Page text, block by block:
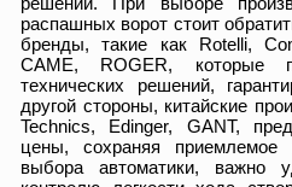
распашных ворот стоит
бренды, такие как Rotelli,
CAME, ROGER, которые
технических решений,
другой стороны, китайские
Technics, Edinger, GANT,
цены, сохраняя приемлемое
выбора автоматики, важно